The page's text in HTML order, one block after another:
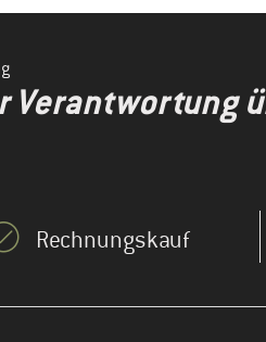
Verantwortung
Rechnungskauf